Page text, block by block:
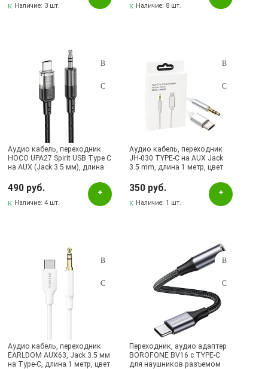
Наличие: 3 шт. Наличие: 8 шт.
Аудио кабель, переходник
HOCO UPA27 Spirit USB Type C
на AUX (Jack 3.5 мм), длина
490 руб.
Наличие:4 шт.
Аудио кабель, переходник
JH-030 TYPE-C на AUX Jack
3.5 mm, длина 1 метр, цвет
350 руб.
Наличие: 1 шт.
Аудио кабель, переходник
EARLDOM AUX63, Jack 3.5 мм
на Type-C, длина 1 метр, цвет
Переходник, аудио адаптер
BOROFONE BV16 c TYPE-C
для наушников разъемом